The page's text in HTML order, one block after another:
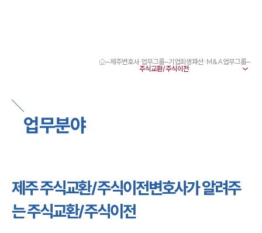
제주형사전문변호사
제주이혼전문변호사
제주학교폭력변호사
제주 분사무소 오시는 길
제주변호사상담 상담접수
채용정보
제주변호사 업무그룹 기업회생파산·M&A업무그룹
업무분야
제주 주식교환/주식이전변호사가 알려주
는 주식교환/주식이전